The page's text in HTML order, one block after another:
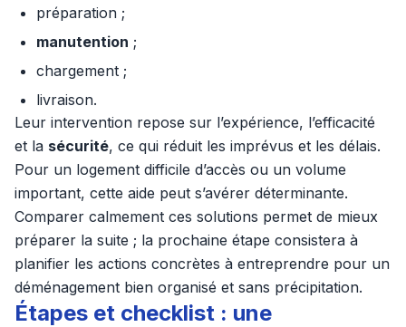
préparation ;
manutention ;
chargement ;
livraison.
Leur intervention repose sur l’expérience, l’efficacité
et la sécurité, ce qui réduit les imprévus et les délais.
Pour un logement difficile d’accès ou un volume
important, cette aide peut s’avérer déterminante.
Comparer calmement ces solutions permet de mieux
préparer la suite ; la prochaine étape consistera à
planifier les actions concrètes à entreprendre pour un
déménagement bien organisé et sans précipitation.
Étapes et checklist : une